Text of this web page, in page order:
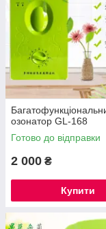
озонатор GL-168
Готово до відправки
2 000 ₴
Купити